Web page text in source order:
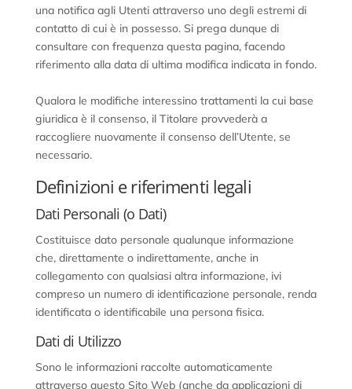
una notifica agli Utenti attraverso uno degli estremi di
contatto di cui è in possesso. Si prega dunque di
consultare con frequenza questa pagina, facendo
riferimento alla data di ultima modifica indicata in fondo.
Qualora le modifiche interessino trattamenti la cui base
giuridica è il consenso, il Titolare provvederà a
raccogliere nuovamente il consenso dell’Utente, se
necessario.
Definizioni e riferimenti legali
Dati Personali (o Dati)
Costituisce dato personale qualunque informazione
che, direttamente o indirettamente, anche in
collegamento con qualsiasi altra informazione, ivi
compreso un numero di identificazione personale, renda
identificata o identificabile una persona fisica.
Dati di Utilizzo
Sono le informazioni raccolte automaticamente
attraverso questo Sito Web (anche da applicazioni di